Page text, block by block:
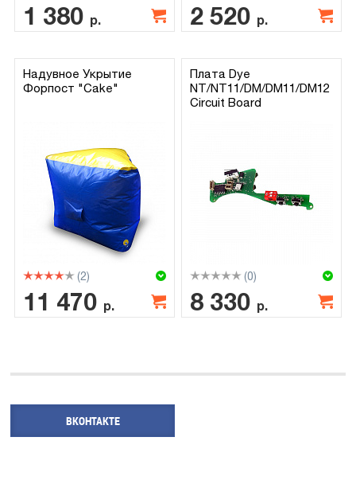
1 380 р. 2 520 р.
Надувное Укрытие
Форпост "Cake"
(2)
11 470 р.
Плата Dye
NT/NT11/DM/DM11/DM12
Circuit Board
(0)
8 330 р.
ВКОНТАКТЕ